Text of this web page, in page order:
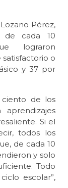
Pérez,
cada 10
lograron
o
y 37 por
ciento de los
aprendizajes
Si el
todos los
de cada 10
y solo
Todo
escolar”,